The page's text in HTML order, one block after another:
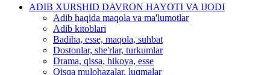
ADIB XURSHID DAVRON HAYOTI VA IJODI
Adib haqida maqola va ma'lumotlar
Adib kitoblari
Badiha, esse, maqola, suhbat
Dostonlar, she'rlar, turkumlar
Drama, qissa, hikoya, esse
Qisqa mulohazalar, luqmalar